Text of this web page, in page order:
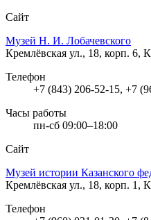
Сайт
Музей Н. И. Лобачевского
Кремлёвская ул., 18, корп. 6,
Телефон
+7 (843) 206-52-15, +7
Часы работы
пн-сб 09:00–18:00
Сайт
Музей истории Казанского
Кремлёвская ул., 18, корп. 1,
Телефон